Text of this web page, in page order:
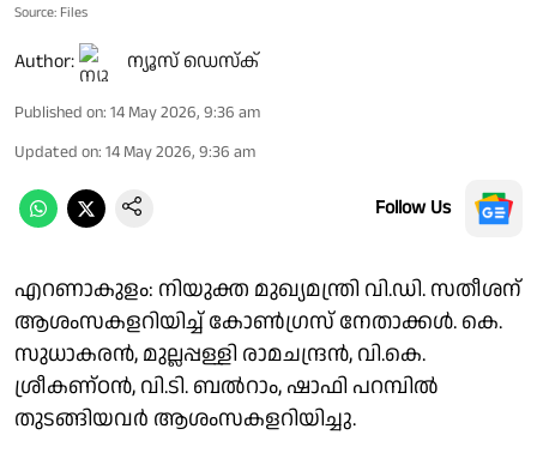
Source: Files
Author: ന്യൂസ് ഡെസ്ക്
Published on: 14 May 2026, 9:36 am
Updated on: 14 May 2026, 9:36 am
Follow Us
എറണാകുളം: നിയുക്ത മുഖ്യമന്ത്രി വി.ഡി. സതീശന്
ആശംസകളറിയിച്ച് കോൺഗ്രസ് നേതാക്കൾ. കെ.
സുധാകരൻ, മുല്ലപ്പള്ളി രാമചന്ദ്രൻ, വി.കെ.
ശ്രീകണ്ഠൻ, വി.ടി. ബൽറാം, ഷാഫി പറമ്പിൽ
തുടങ്ങിയവർ ആശംസകളറിയിച്ചു.